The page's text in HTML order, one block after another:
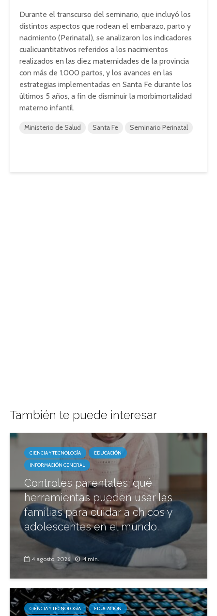
Durante el transcurso del seminario, que incluyó los
distintos aspectos que rodean el embarazo, parto y
nacimiento (Perinatal), se analizaron los indicadores
cualicuantitativos referidos a los nacimientos
realizados en las diez maternidades de la provincia
con más de 1.000 partos, y los avances en las
estrategias implementadas en Santa Fe durante los
últimos 5 años, a fin de disminuir la morbimortalidad
materno infantil.
Ministerio de Salud Santa Fe Seminario Perinatal
También te puede interesar
CIENCIA Y TECNOLOGÍA
EDUCACIÓN
INFORMACIÓN GENERAL
Controles parentales: qué
herramientas pueden usar las
familias para cuidar a chicos y
adolescentes en el mundo...
4 agosto, 2026 4 min.
CIENCIA Y TECNOLOGÍA EDUCACIÓN